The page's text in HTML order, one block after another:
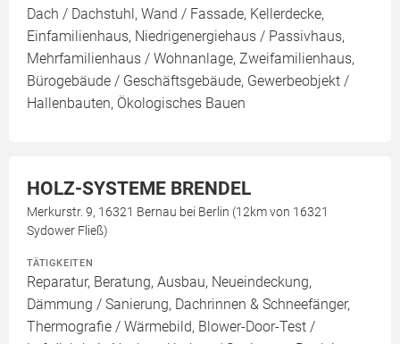
Dach / Dachstuhl, Wand / Fassade, Kellerdecke,
Einfamilienhaus, Niedrigenergiehaus / Passivhaus,
Mehrfamilienhaus / Wohnanlage, Zweifamilienhaus,
Bürogebäude / Geschäftsgebäude, Gewerbeobjekt /
Hallenbauten, Ökologisches Bauen
HOLZ-SYSTEME BRENDEL
Merkurstr. 9, 16321 Bernau bei Berlin (12km von 16321
Sydower Fließ)
TÄTIGKEITEN
Reparatur, Beratung, Ausbau, Neueindeckung,
Dämmung / Sanierung, Dachrinnen & Schneefänger,
Thermografie / Wärmebild, Blower-Door-Test /